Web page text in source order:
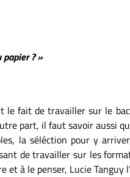
? »
le fait de travailler sur le
part, il faut savoir aussi
la séléction pour y
de travailler sur les
et à le penser, Lucie